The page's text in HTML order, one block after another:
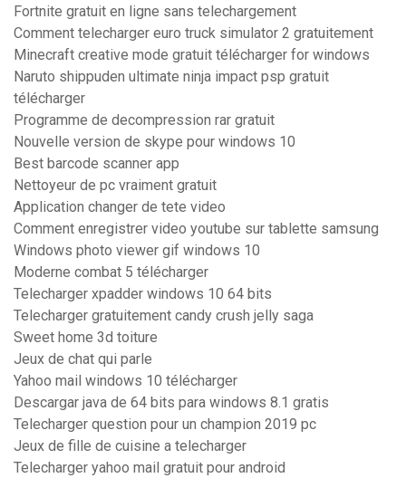
Fortnite gratuit en ligne sans telechargement
Comment telecharger euro truck simulator 2 gratuitement
Minecraft creative mode gratuit télécharger for windows
Naruto shippuden ultimate ninja impact psp gratuit
télécharger
Programme de decompression rar gratuit
Nouvelle version de skype pour windows 10
Best barcode scanner app
Nettoyeur de pc vraiment gratuit
Application changer de tete video
Comment enregistrer video youtube sur tablette samsung
Windows photo viewer gif windows 10
Moderne combat 5 télécharger
Telecharger xpadder windows 10 64 bits
Telecharger gratuitement candy crush jelly saga
Sweet home 3d toiture
Jeux de chat qui parle
Yahoo mail windows 10 télécharger
Descargar java de 64 bits para windows 8.1 gratis
Telecharger question pour un champion 2019 pc
Jeux de fille de cuisine a telecharger
Telecharger yahoo mail gratuit pour android